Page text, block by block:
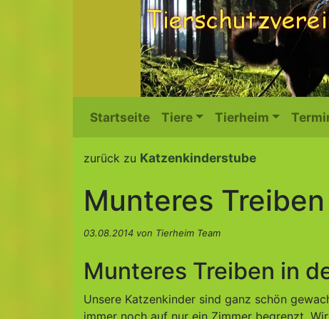
Startseite Tiere Tierheim
zurück zu Katzenkinderstube
Munteres
03.08.2014 von Tierheim Team
Munteres Treiben in
Unsere Katzenkinder sind ganz schön
immer noch auf nur ein Zimmer begrenzt.